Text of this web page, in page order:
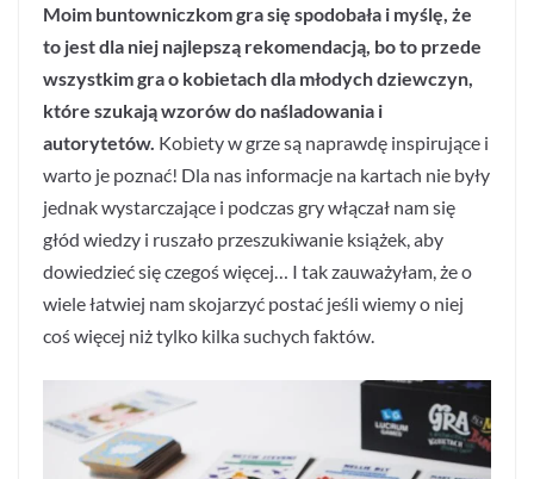
Moim buntowniczkom gra się spodobała i myślę, że
to jest dla niej najlepszą rekomendacją, bo to przede
wszystkim gra o kobietach dla młodych dziewczyn,
które szukają wzorów do naśladowania i
autorytetów. Kobiety w grze są naprawdę inspirujące i
warto je poznać! Dla nas informacje na kartach nie były
jednak wystarczające i podczas gry włączał nam się
głód wiedzy i ruszało przeszukiwanie książek, aby
dowiedzieć się czegoś więcej… I tak zauważyłam, że o
wiele łatwiej nam skojarzyć postać jeśli wiemy o niej
coś więcej niż tylko kilka suchych faktów.